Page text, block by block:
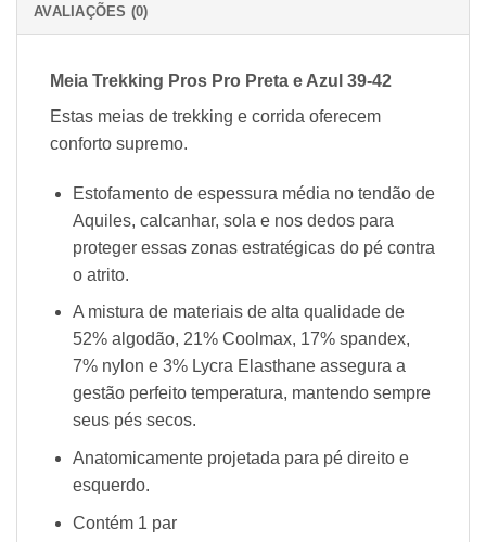
AVALIAÇÕES (0)
Meia Trekking Pros Pro Preta e Azul 39-42
Estas meias de trekking e corrida oferecem
conforto supremo.
Estofamento de espessura média no tendão de
Aquiles, calcanhar, sola e nos dedos para
proteger essas zonas estratégicas do pé contra
o atrito.
A mistura de materiais de alta qualidade de
52% algodão, 21% Coolmax, 17% spandex,
7% nylon e 3% Lycra Elasthane assegura a
gestão perfeito temperatura, mantendo sempre
seus pés secos.
Anatomicamente projetada para pé direito e
esquerdo.
Contém 1 par